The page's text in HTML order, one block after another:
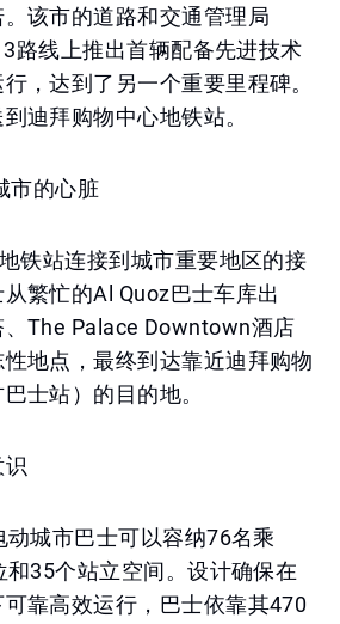
该市的道路和交通管理局
路线上推出首辆配备先进技术
，达到了另一个重要里程碑。
迪拜购物中心地铁站。
市的心脏
铁站连接到城市重要地区的接
繁忙的Al Quoz巴士车库出
The Palace Downtown酒店
地点，最终到达靠近迪拜购物
士站）的目的地。
城市巴士可以容纳76名乘
35个站立空间。设计确保在
靠高效运行，巴士依靠其470